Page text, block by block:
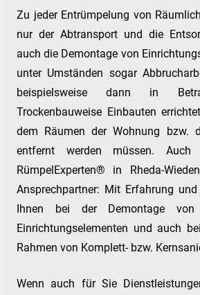
Zu jeder Entrümpelung von
nur der Abtransport und die
auch die Demontage von
unter Umständen sogar
beispielsweise dann in
Trockenbauweise Einbauten
dem Räumen der Wohnung bzw.
entfernt werden müssen.
RümpelExperten® in Rheda-
Ansprechpartner: Mit Erfahrung
Ihnen bei der Demontage von
Einrichtungselementen und auch
Rahmen von Komplett- bzw.
Wenn auch für Sie